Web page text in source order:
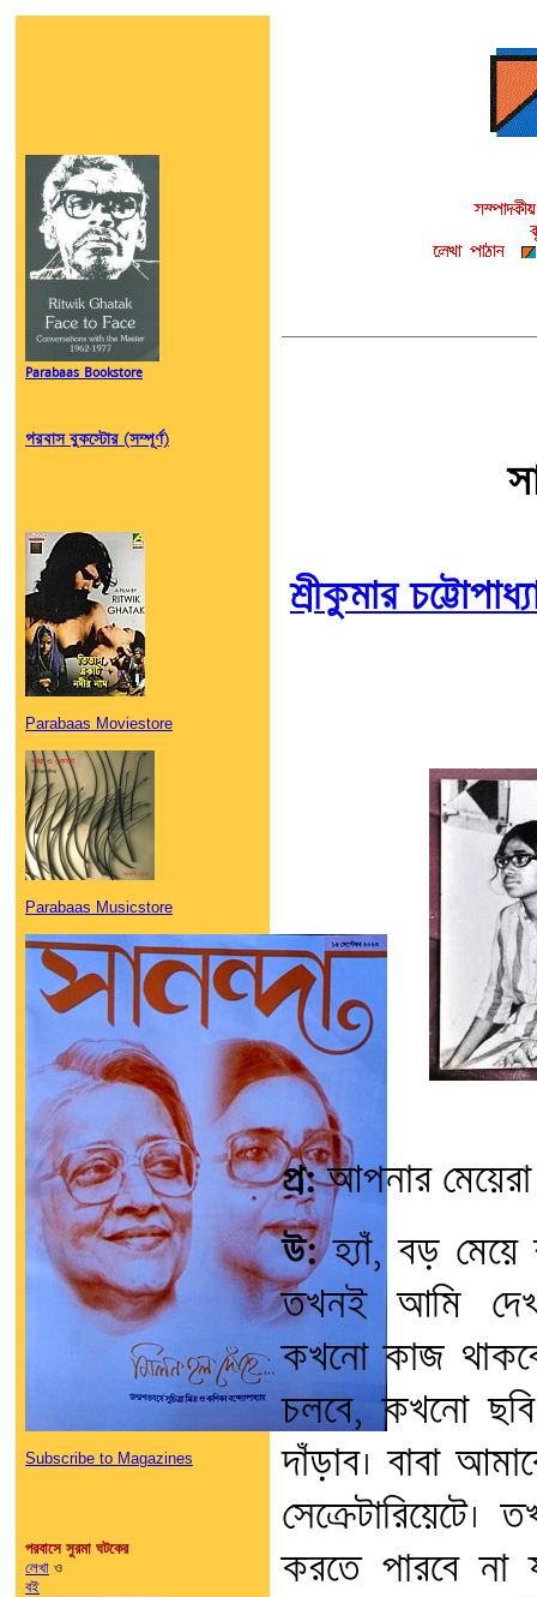
Parabaas Bookstore
পরবাস বুকস্টোর (সম্পূর্ণ)
Parabaas Moviestore
Parabaas Musicstore
Subscribe to Magazines
পরবাসে সুরমা ঘটকের
লেখা ও
বই
শ্রীকুমার
প্র:আপনার মেয়েরা
উ:হ্যাঁ, বড় মেয়ে
তখনই আমি
কখনো কাজ
চলবে, কখনো
দাঁড়াব। বাবা
করতে পারবে না